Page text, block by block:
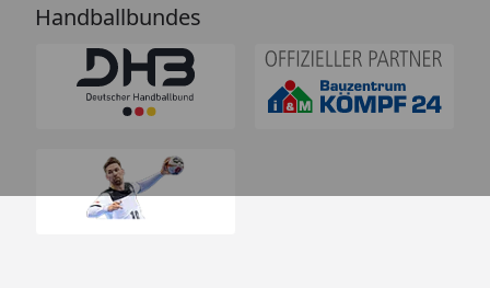
Handballbundes